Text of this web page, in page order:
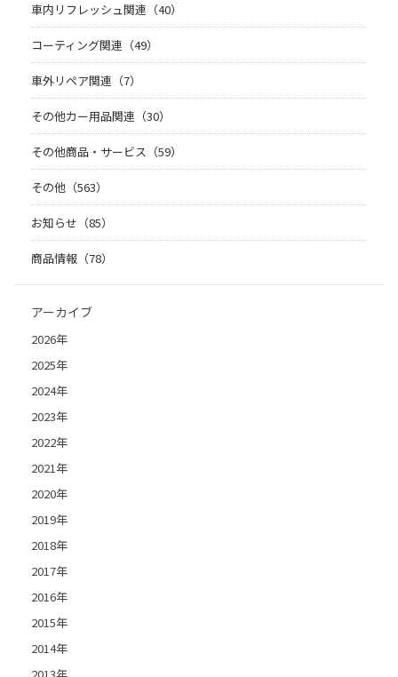
車内リフレッシュ関連（40）
コーティング関連（49）
車外リペア関連（7）
その他カー用品関連（30）
その他商品・サービス（59）
その他（563）
お知らせ（85）
商品情報（78）
アーカイブ
2026年
2025年
2024年
2023年
2022年
2021年
2020年
2019年
2018年
2017年
2016年
2015年
2014年